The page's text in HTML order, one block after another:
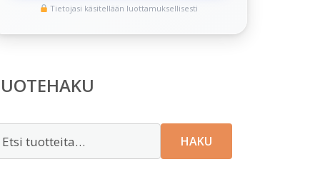
Tietojasi käsitellään luottamuksellisesti
HAKU